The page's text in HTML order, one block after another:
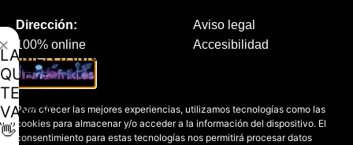
Para ofrecer las mejores experiencias, utilizamos tecnologías como las
cookies para almacenar y/o acceder a la información del dispositivo. El
consentimiento para estas tecnologías nos permitirá procesar datos
Dirección:
100% online
Manresa (08241), Barcelona
Chat Whatsapp (solo texto):
+34 689 800 662
Aviso legal
Accesibilidad
Política de privacidad
LAMENTAMOS
QUE
TE
VAYAS
👋